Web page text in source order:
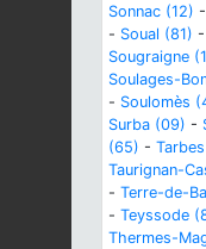
Sonnac (12) -
- Soual (81) -
Sougraigne
Soulages-
- Soulomès
Surba (09) -
(65) -
Taurignan-
- Terre-de-
- Teyssode
Thermes-